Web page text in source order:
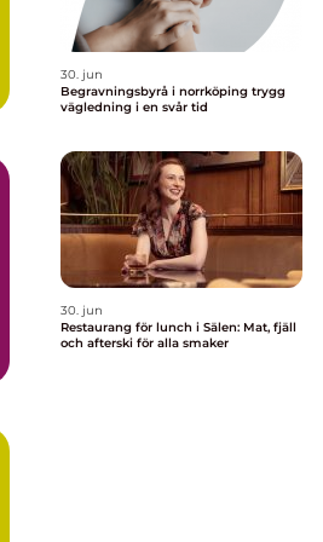
30. jun
Begravningsbyrå i norrköping trygg
vägledning i en svår tid
30. jun
Restaurang för lunch i Sälen: Mat, fjäll
och afterski för alla smaker